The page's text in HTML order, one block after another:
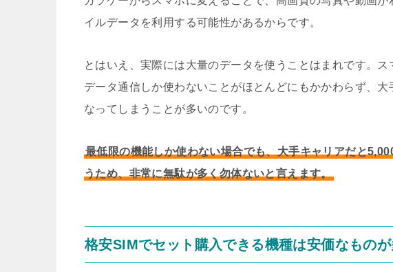
イルデータを利用する可能性があるからです。
とはいえ、実際には大量のデータを使うことはまれです。
データ通信しか使わないことがほとんどにもかかわらず、
なってしまうことが多いのです。
最低限の機能しか使わない場合でも、大手キャリアだと
うため、非常に無駄が多く勿体ないと言えます。
格安SIMでセット購入できる機種は安価なもの